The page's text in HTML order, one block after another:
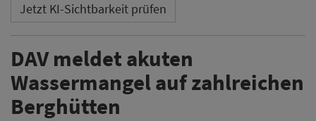
Jetzt KI-Sichtbarkeit prüfen
DAV meldet akuten
Wassermangel auf zahlreichen
Berghütten